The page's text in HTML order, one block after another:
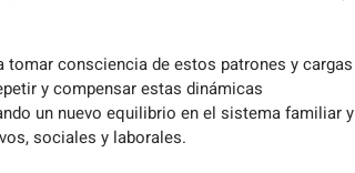
tomar consciencia de estos patrones y cargas
y compensar estas dinámicas
un nuevo equilibrio en el sistema familiar y
sociales y laborales.